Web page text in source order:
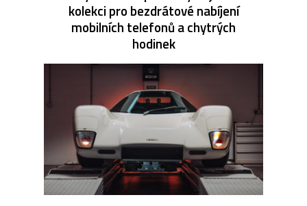
kolekci pro bezdrátové nabíjení
mobilních telefonů a chytrých
hodinek